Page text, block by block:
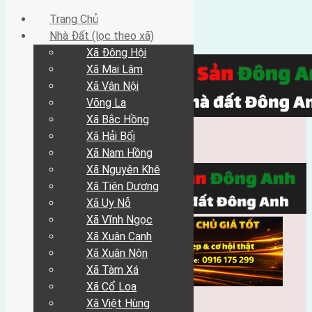
Trang Chủ
Trang Chủ
Nhà Đất (lọc theo xã)
Xã Đông Hội
Xã Mai Lâm
Xã Vân Nội
Võng La
Xã Bắc Hồng
Xã Hải Bối
Xã Nam Hồng
Xã Nguyên Khê
Xã Tiên Dương
Xã Uy Nỗ
Xã Vĩnh Ngọc
Xã Xuân Canh
Xã Xuân Nộn
Xã Tàm Xá
Xã Cổ Loa
Xã Việt Hùng